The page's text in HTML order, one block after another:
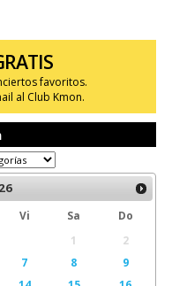
favoritos.
al Club Kmon.
Vi Sa
Do
1
2
7 8
9